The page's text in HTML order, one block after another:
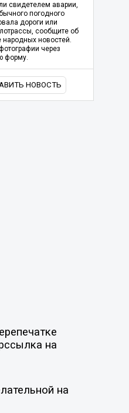
свидетелем аварии,
погодного
дороги или
сообщите об
народных новостей.
через
форму.
НОВОСТЬ
на
на